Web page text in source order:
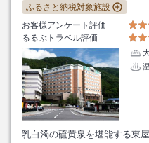
ふるさと納税対象施設
お客様アンケート評価
るるぶトラベル評価
乳白濁の硫黄泉を堪能する東